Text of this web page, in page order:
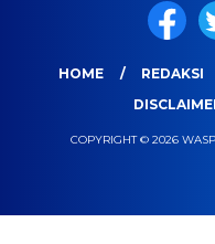
HOME REDAKSI
COPYRIGHT © 2026